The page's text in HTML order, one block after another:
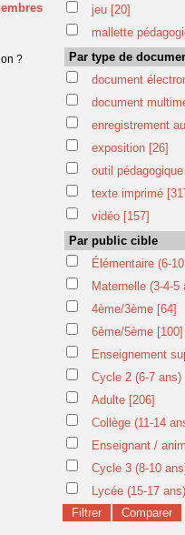
?
jeu [20]
mallette
Par type de
document
document
enregistrement
exposition [26]
outil pédagogique
texte imprimé
vidéo [157]
Par public cible
Élémentaire (6-
Maternelle (3-4-5
4ème/3ème [64]
6ème/5ème [100]
Enseignement
Cycle 2 (6-7 ans)
Adulte [206]
Collège (11-14
Enseignant /
Cycle 3 (8-10
Lycée (15-17 ans)